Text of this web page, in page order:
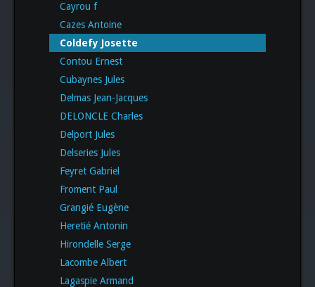
Cayrou f
Cazes Antoine
Coldefy Josette
Contou Ernest
Cubaynes Jules
Delmas Jean-Jacques
DELONCLE Charles
Delport Jules
Delseries Jules
Feyret Gabriel
Froment Paul
Grangié Eugène
Heretié Antonin
Hirondelle Serge
Lacombe Albert
Lagaspie Armand